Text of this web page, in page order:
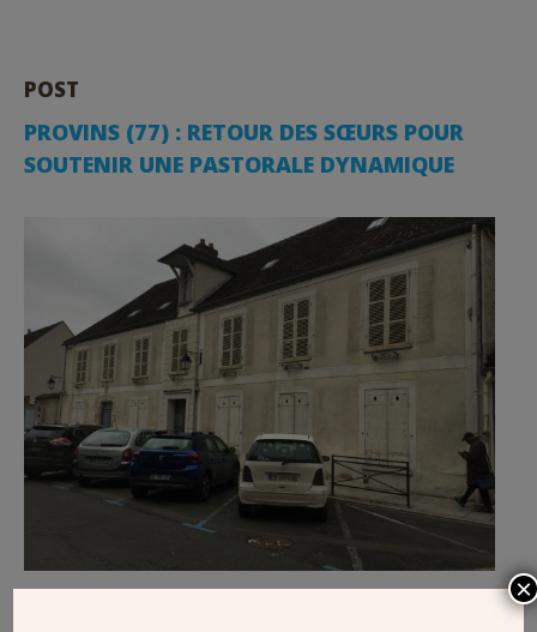
POST
PROVINS (77) : RETOUR DES SŒURS POUR
SOUTENIR UNE PASTORALE DYNAMIQUE
×